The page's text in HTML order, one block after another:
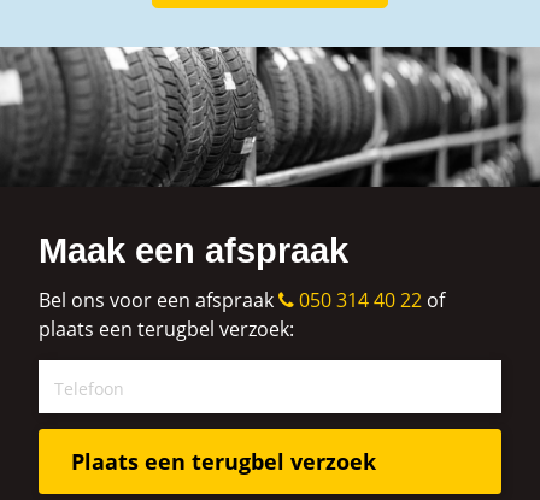
Maak een afspraak
Bel ons voor een afspraak 050 314 40 22 of
plaats een terugbel verzoek: